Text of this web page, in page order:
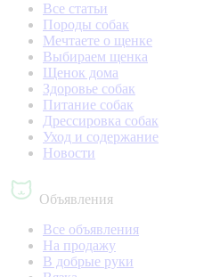
Все статьи
Породы собак
Мечтаете о щенке
Выбираем щенка
Щенок дома
Здоровье собак
Питание собак
Дрессировка собак
Уход и содержание
Новости
Объявления
Все объявления
На продажу
В добрые руки